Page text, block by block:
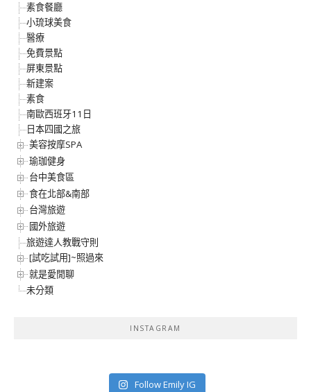
素食餐廳
小琉球美食
醫療
免費景點
屏東景點
新建案
素食
南歐西班牙11日
日本四國之旅
美容按摩SPA
瑜珈健身
台中美食區
食在北部&南部
台灣旅遊
國外旅遊
旅遊達人教戰守則
[試吃試用]~照過來
就是愛閒聊
未分類
INSTAGRAM
Follow Emily IG